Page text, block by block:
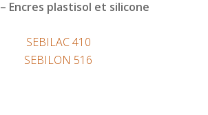
Encres plastisol et silicone
SEBILAC 410
SEBILON 516